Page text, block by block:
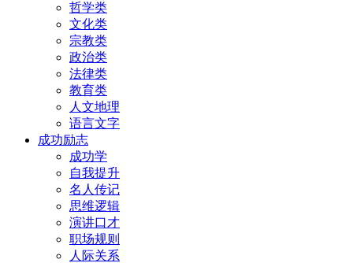
哲学类
文化类
宗教类
政治类
法律类
教育类
人文地理
语言文字
成功励志
成功学
自我提升
名人传记
思维逻辑
演讲口才
职场规则
人际关系